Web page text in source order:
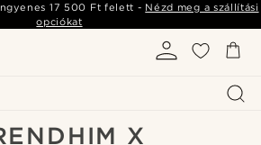
17 500 Ft felett - Nézd meg a szállítási
opciókat
X